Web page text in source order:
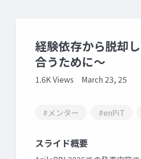
経験依存から脱却
合うために～
1.6K Views March 23, 25
#メンター #enPiT
スライド概要